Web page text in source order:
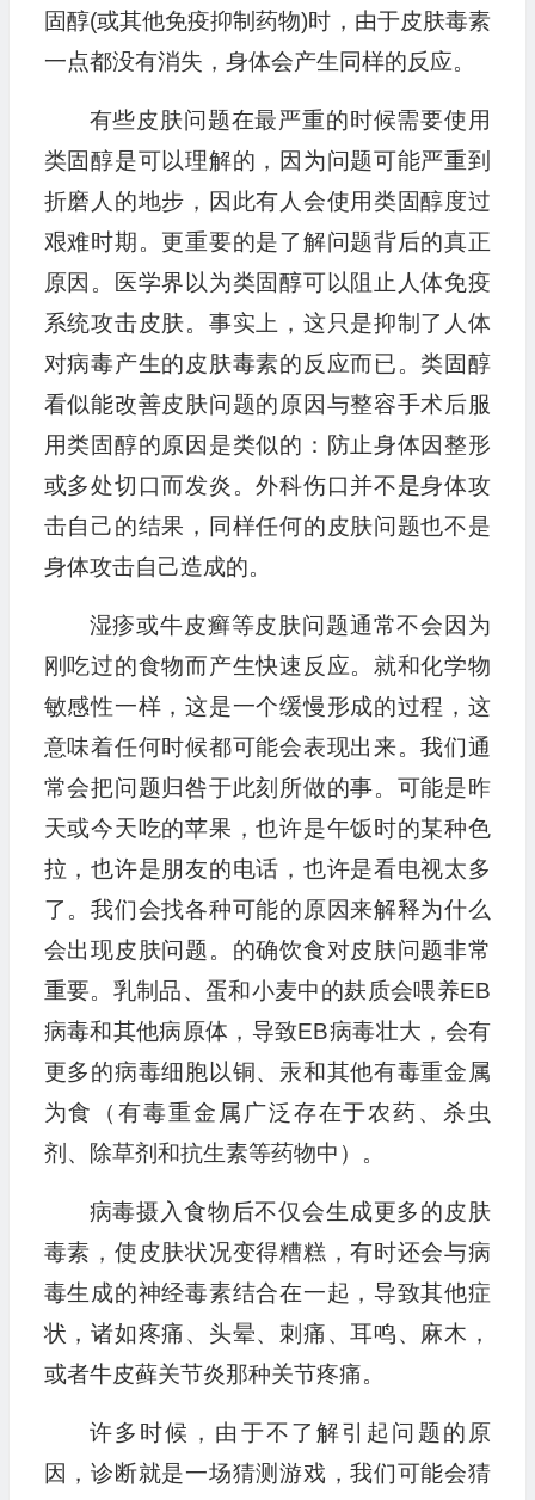
固醇(或其他免疫抑制药物)时，由于皮肤毒素
一点都没有消失，身体会产生同样的反应。
有些皮肤问题在最严重的时候需要使用
类固醇是可以理解的，因为问题可能严重到
折磨人的地步，因此有人会使用类固醇度过
艰难时期。更重要的是了解问题背后的真正
原因。医学界以为类固醇可以阻止人体免疫
系统攻击皮肤。事实上，这只是抑制了人体
对病毒产生的皮肤毒素的反应而已。类固醇
看似能改善皮肤问题的原因与整容手术后服
用类固醇的原因是类似的：防止身体因整形
或多处切口而发炎。外科伤口并不是身体攻
击自己的结果，同样任何的皮肤问题也不是
身体攻击自己造成的。
湿疹或牛皮癣等皮肤问题通常不会因为
刚吃过的食物而产生快速反应。就和化学物
敏感性一样，这是一个缓慢形成的过程，这
意味着任何时候都可能会表现出来。我们通
常会把问题归咎于此刻所做的事。可能是昨
天或今天吃的苹果，也许是午饭时的某种色
拉，也许是朋友的电话，也许是看电视太多
了。我们会找各种可能的原因来解释为什么
会出现皮肤问题。的确饮食对皮肤问题非常
重要。乳制品、蛋和小麦中的麸质会喂养EB
病毒和其他病原体，导致EB病毒壮大，会有
更多的病毒细胞以铜、汞和其他有毒重金属
为食（有毒重金属广泛存在于农药、杀虫
剂、除草剂和抗生素等药物中）。
病毒摄入食物后不仅会生成更多的皮肤
毒素，使皮肤状况变得糟糕，有时还会与病
毒生成的神经毒素结合在一起，导致其他症
状，诸如疼痛、头晕、刺痛、耳鸣、麻木，
或者牛皮藓关节炎那种关节疼痛。
许多时候，由于不了解引起问题的原
因，诊断就是一场猜测游戏，我们可能会猜